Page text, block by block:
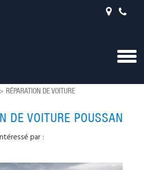
RÉPARATION DE VOITURE
DE VOITURE POUSSAN
par :